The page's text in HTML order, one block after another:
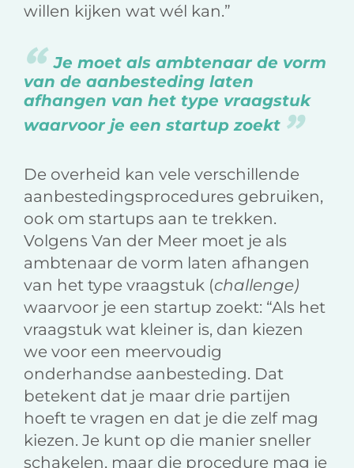
willen kijken wat wél kan.”
Je moet als ambtenaar de vorm
van de aanbesteding laten
afhangen van het type vraagstuk
waarvoor je een startup zoekt
De overheid kan vele verschillende
aanbestedingsprocedures gebruiken,
ook om startups aan te trekken.
Volgens Van der Meer moet je als
ambtenaar de vorm laten afhangen
van het type vraagstuk (challenge)
waarvoor je een startup zoekt: “Als het
vraagstuk wat kleiner is, dan kiezen
we voor een meervoudig
onderhandse aanbesteding. Dat
betekent dat je maar drie partijen
hoeft te vragen en dat je die zelf mag
kiezen. Je kunt op die manier sneller
schakelen, maar die procedure mag je